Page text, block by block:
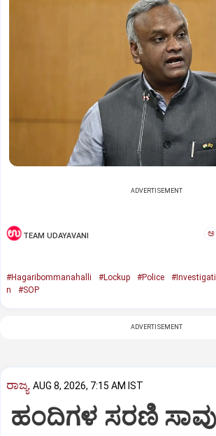
ADVERTISEMENT
TEAM UDAYAVANI ಅ
#Hagaribommanahalli #Lockup #Police
n
#SOP
ADVERTISEMENT
ರಾಜ್ಯ AUG 8, 2026, 7:15 AM IST
ಹಂದಿಗಳ ಸರಣಿ